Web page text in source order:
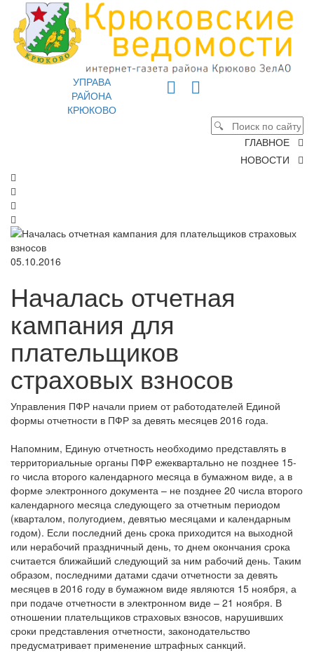
УПРАВА
РАЙОНА
КРЮКОВО
ГЛАВНОЕ
НОВОСТИ
05.10.2016
Началась отчетная
кампания для
плательщиков
страховых взносов
Управления ПФР начали прием от работодателей Единой
формы отчетности в ПФР за девять месяцев 2016 года.
Напомним, Единую отчетность необходимо представлять в
территориальные органы ПФР ежеквартально не позднее 15-
го числа второго календарного месяца в бумажном виде, а в
форме электронного документа – не позднее 20 числа второго
календарного месяца следующего за отчетным периодом
(кварталом, полугодием, девятью месяцами и календарным
годом). Если последний день срока приходится на выходной
или нерабочий праздничный день, то днем окончания срока
считается ближайший следующий за ним рабочий день. Таким
образом, последними датами сдачи отчетности за девять
месяцев в 2016 году в бумажном виде являются 15 ноября, а
при подаче отчетности в электронном виде – 21 ноября. В
отношении плательщиков страховых взносов, нарушивших
сроки представления отчетности, законодательство
предусматривает применение штрафных санкций.